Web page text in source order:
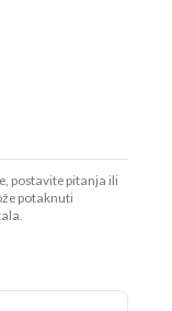
postavite pitanja ili
potaknuti